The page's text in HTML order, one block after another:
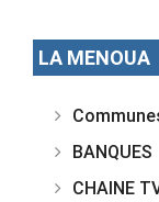
LA MENOUA
BANQUES
CHAINE